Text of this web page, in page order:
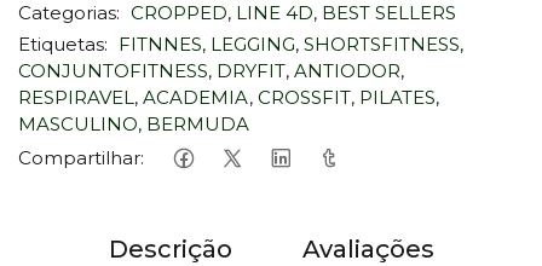
Categorias: CROPPED, LINE 4D, BEST SELLERS
Etiquetas: FITNNES, LEGGING, SHORTSFITNESS,
CONJUNTOFITNESS, DRYFIT, ANTIODOR,
RESPIRAVEL, ACADEMIA, CROSSFIT, PILATES,
MASCULINO, BERMUDA
Compartilhar:
Descrição Avaliações